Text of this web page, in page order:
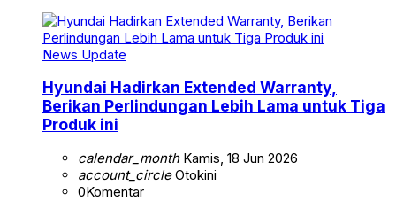
News Update
Hyundai Hadirkan Extended Warranty,
Berikan Perlindungan Lebih Lama untuk Tiga
Produk ini
calendar_monthKamis, 18 Jun 2026
account_circleOtokini
0Komentar